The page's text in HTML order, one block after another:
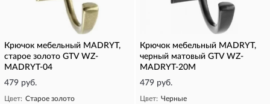
Крючок мебельный MADRYT,
старое золото GTV WZ-
MADRYT-04
479 руб.
Цвет: Старое золото
Крючок мебельный MADRYT,
черный матовый GTV WZ-
MADRYT-20M
479 руб.
Цвет: Черные